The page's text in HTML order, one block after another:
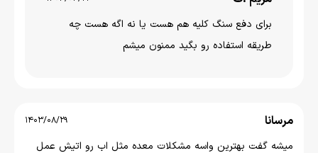
برای دفع سنگ کلیه هم هست یا نه اگه هست چه
طریقه استفاده رو بگید ممنون میشم
مرسانا 1403/08/29
میشه گفت بهترین واسه مشکلات معده مثل اب رو اتیش عمل